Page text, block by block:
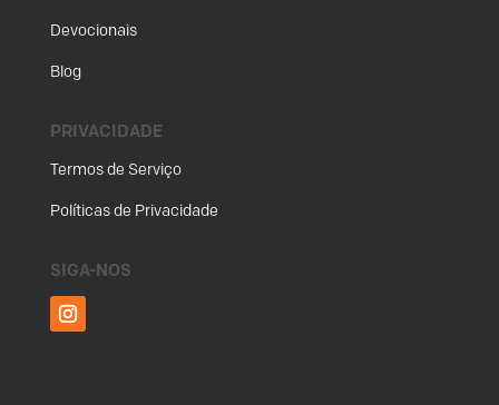
Devocionais
Blog
PRIVACIDADE
Termos de Serviço
Políticas de Privacidade
SIGA-NOS